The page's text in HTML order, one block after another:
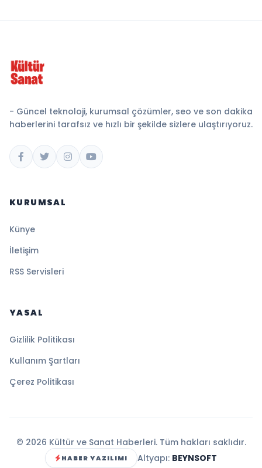
- Güncel teknoloji, kurumsal çözümler, seo ve son dakika
haberlerini tarafsız ve hızlı bir şekilde sizlere ulaştırıyoruz.
KURUMSAL
Künye
İletişim
RSS Servisleri
YASAL
Gizlilik Politikası
Kullanım Şartları
Çerez Politikası
© 2026 Kültür ve Sanat Haberleri. Tüm hakları saklıdır.
HABER YAZILIMI Altyapı: BEYNSOFT